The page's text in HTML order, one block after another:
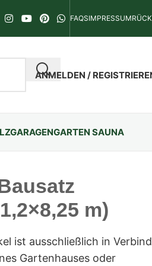
FAQSIMPRESSUM
ANMELDEN /
GARTEN SAUNA
m)
ist ausschließlich in
Gartenhauses oder